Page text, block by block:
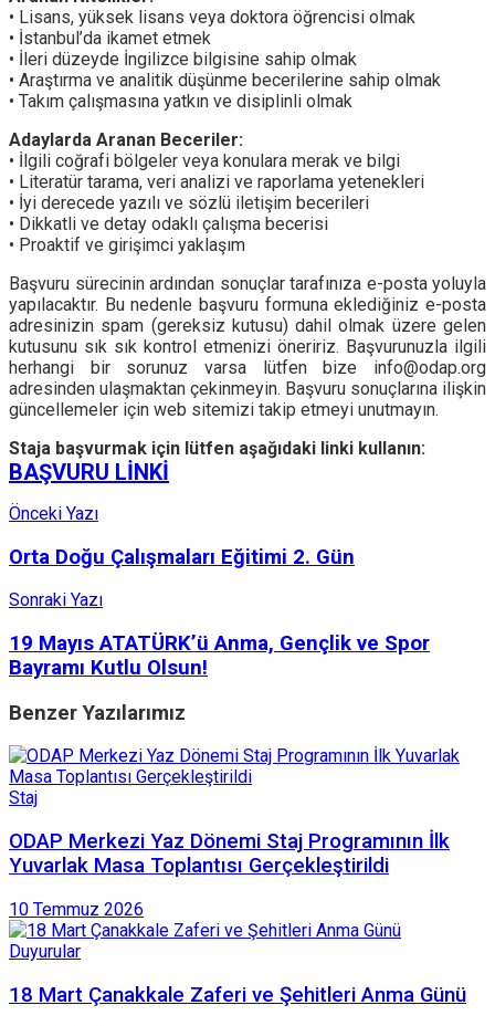
• Lisans, yüksek lisans veya doktora öğrencisi olmak
• İstanbul’da ikamet etmek
• İleri düzeyde İngilizce bilgisine sahip olmak
• Araştırma ve analitik düşünme becerilerine sahip olmak
• Takım çalışmasına yatkın ve disiplinli olmak
Adaylarda Aranan Beceriler:
• İlgili coğrafi bölgeler veya konulara merak ve bilgi
• Literatür tarama, veri analizi ve raporlama yetenekleri
• İyi derecede yazılı ve sözlü iletişim becerileri
• Dikkatli ve detay odaklı çalışma becerisi
• Proaktif ve girişimci yaklaşım
Başvuru sürecinin ardından sonuçlar tarafınıza e-posta yoluyla
yapılacaktır. Bu nedenle başvuru formuna eklediğiniz e-posta
adresinizin spam (gereksiz kutusu) dahil olmak üzere gelen
kutusunu sık sık kontrol etmenizi öneririz. Başvurunuzla ilgili
herhangi bir sorunuz varsa lütfen bize info@odap.org
adresinden ulaşmaktan çekinmeyin. Başvuru sonuçlarına ilişkin
güncellemeler için web sitemizi takip etmeyi unutmayın.
Staja başvurmak için lütfen aşağıdaki linki kullanın:
BAŞVURU LİNKİ
Önceki Yazı
Orta Doğu Çalışmaları Eğitimi 2. Gün
Sonraki Yazı
19 Mayıs ATATÜRK’ü Anma, Gençlik ve Spor
Bayramı Kutlu Olsun!
BenzerYazılarımız
Staj
ODAP Merkezi Yaz Dönemi Staj Programının İlk
Yuvarlak Masa Toplantısı Gerçekleştirildi
10 Temmuz 2026
Duyurular
18 Mart Çanakkale Zaferi ve Şehitleri Anma Günü